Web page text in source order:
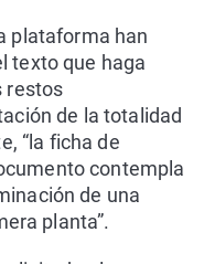
plataforma han
texto que haga
restos
de la totalidad
“la ficha de
contempla
de una
planta”.